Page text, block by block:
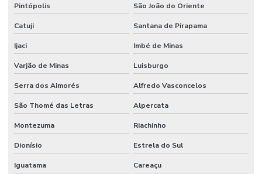
Pintópolis São João do Oriente
Catuji Santana de Pirapama
Ijaci Imbé de Minas
Varjão de Minas Luisburgo
Serra dos Aimorés Alfredo Vasconcelos
São Thomé das Letras Alpercata
Montezuma Riachinho
Dionísio Estrela do Sul
Iguatama Careaçu